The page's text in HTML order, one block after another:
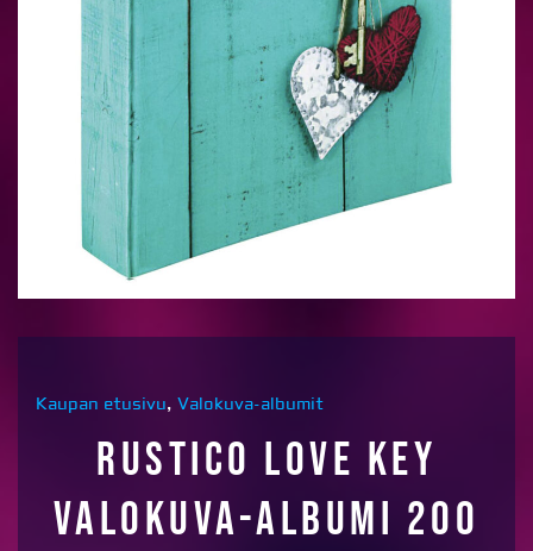
Kaupan etusivu, Valokuva-albumit
Rustico love key
valokuva-albumi 200